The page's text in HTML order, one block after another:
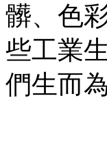
髒、色
些工業
們生而